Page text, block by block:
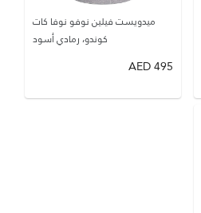
ميدويست فيلين نوفو نوفا كات
كوندو، رمادي أسود
495
AED